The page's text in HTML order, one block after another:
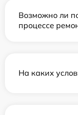
Возможно ли
процессе
На каких